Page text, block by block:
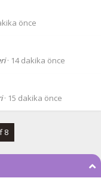
önce
14 dakika önce
15 dakika önce
8